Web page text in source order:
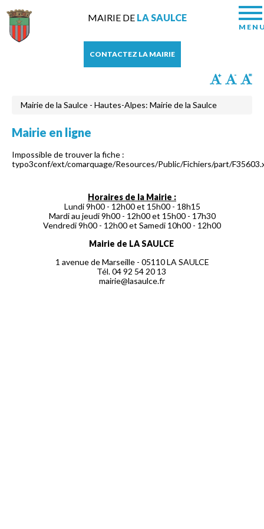
MAIRIE DE LA SAULCE
CONTACTEZ LA MAIRIE
Mairie de la Saulce - Hautes-Alpes: Mairie de la Saulce
Mairie en ligne
Impossible de trouver la fiche :
typo3conf/ext/comarquage/Resources/Public/Fichiers/part/
Horaires de la Mairie :
Lundi 9h00 - 12h00 et 15h00 - 18h15
Mardi au jeudi 9h00 - 12h00 et 15h00 - 17h30
Vendredi 9h00 - 12h00 et Samedi 10h00 - 12h00
Mairie de LA SAULCE
1 avenue de Marseille - 05110 LA SAULCE
Tél. 04 92 54 20 13
mairie@lasaulce.fr